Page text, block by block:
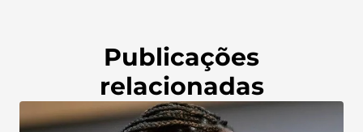
Publicações
relacionadas